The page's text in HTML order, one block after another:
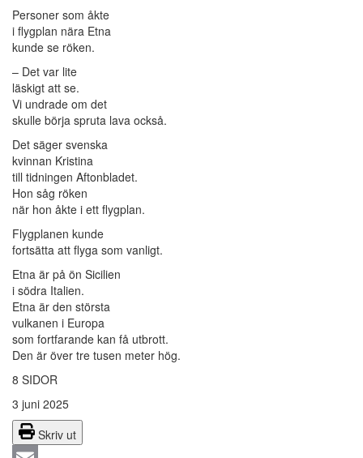
Personer som åkte
i flygplan nära Etna
kunde se röken.
– Det var lite
läskigt att se.
Vi undrade om det
skulle börja spruta lava också.
Det säger svenska
kvinnan Kristina
till tidningen Aftonbladet.
Hon såg röken
när hon åkte i ett flygplan.
Flygplanen kunde
fortsätta att flyga som vanligt.
Etna är på ön Sicilien
i södra Italien.
Etna är den största
vulkanen i Europa
som fortfarande kan få utbrott.
Den är över tre tusen meter hög.
8 SIDOR
3 juni 2025
Skriv ut